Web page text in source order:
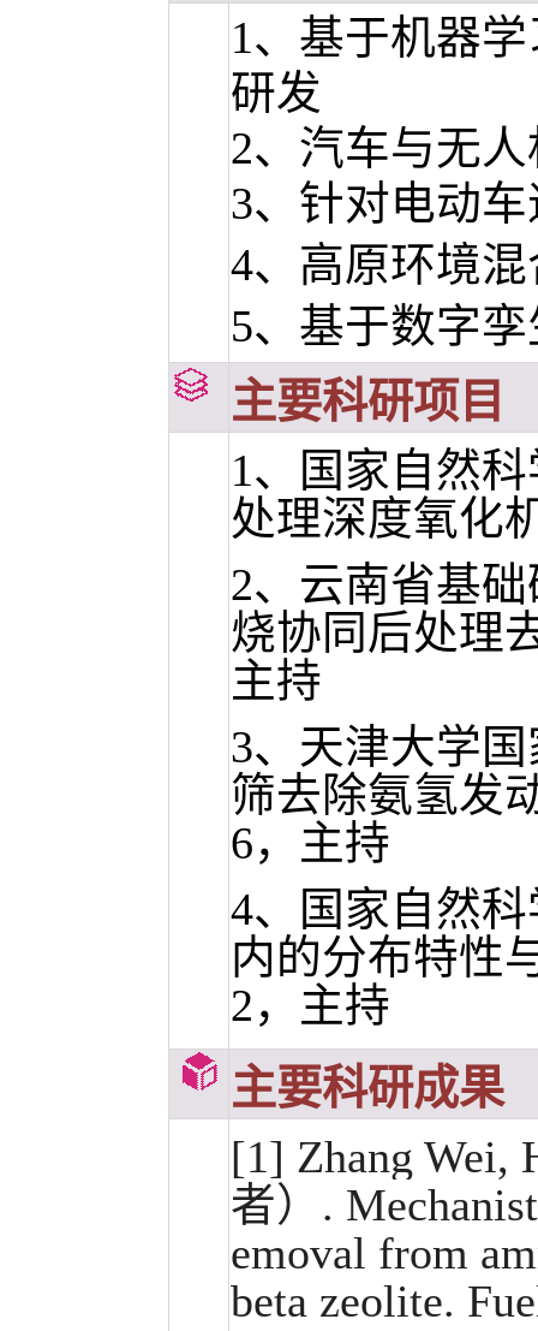
1、 基于机器
研发
2、 汽车与无
3、 针对电动
4、 高原环境
5、 基于数字
主要科研项目
1、
国家自然
处理深度氧化
2、 云南省基
烧协同后处理
主持
3、 天津大学
筛去除氨氢发
6，主持
4、
国家自然
内的分布特性
2，主持
主要科研成果
[1] Zhang Wei,
者）.
emoval from
beta zeolite.